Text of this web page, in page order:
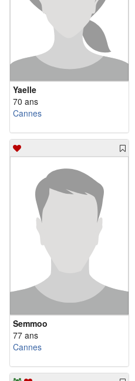
Yaelle
70 ans
Cannes
Semmoo
77 ans
Cannes